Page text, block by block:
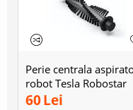
Perie centrala
robot Tesla Robostar
T60
60Lei